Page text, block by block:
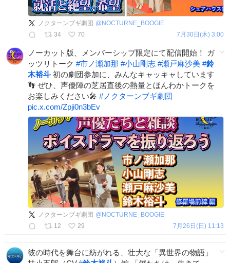
ノクターンブギ劇団 @ NOCTURNE_BOOGIE
34
70 7月30日(木) 3:00
ノーカット版、メンバーシップ限定にて配信開始！ ガ
ッツリトーク #市ノ瀬加那 #小山剛志 #瀬戸麻沙美 #鈴
木裕斗 初の劇団参加に、みんなキャッキャしています
👣 ぜひ、声優陣の芝居直後の熱量とほんわかトークを
お楽しみください🎤 #ノクターンブギ劇団
pic.x.com/Zpji0n3bEv
ノクターンブギ劇団 @ NOCTURNE_BOOGIE
12
29 7月26日(日) 11:13
彼の時代を舞台に紡がれる、壮大な「異世界の物語」